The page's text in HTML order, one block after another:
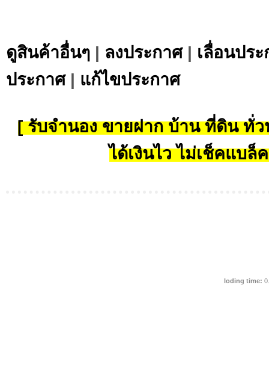
ดูสินค้าอื่นๆ | ลงประกาศ| เลื่อนปร
ประกาศ| แก้ไขประกาศ
[ รับจำนอง ขายฝาก บ้าน ที่ดิน ทั่ว
ได้เงินไว ไม่เช็คแบล็
loding time: